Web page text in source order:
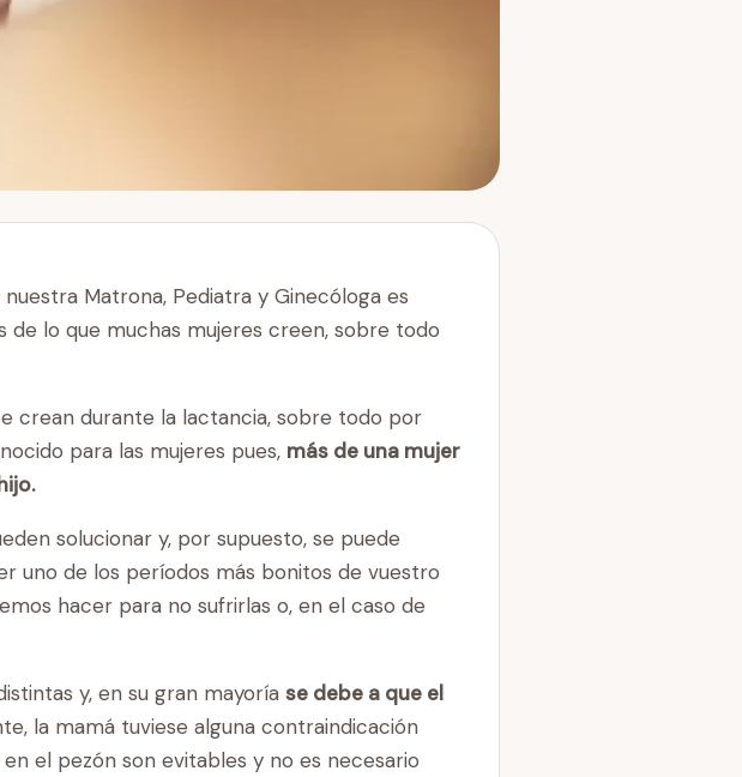
Matrona, Pediatra y Ginecóloga es
lo que muchas mujeres creen, sobre todo
crean durante la lactancia, sobre todo por
para las mujeres pues, más de una mujer
solucionar y, por supuesto, se puede
uno de los períodos más bonitos de vuestro
hacer para no sufrirlas o, en el caso de
y, en su gran mayoría se debe a que el
la mamá tuviese alguna contraindicación
el pezón son evitables y no es necesario